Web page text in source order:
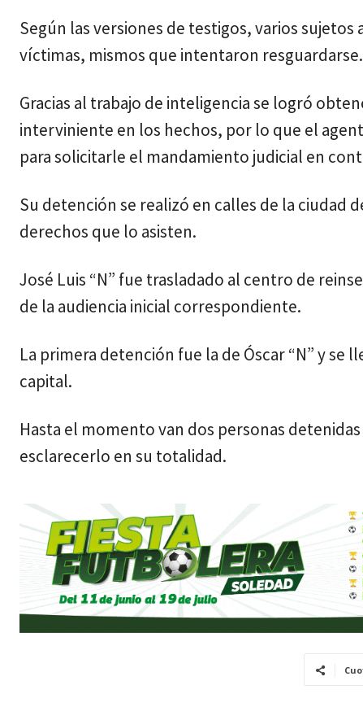
Según las versiones de testigos, varios
víctimas, mismos que intentaron resguardarse.
Gracias al trabajo de inteligencia se logró
interviniente en los hechos, por lo que el
para solicitarle el mandamiento judicial en
Su detención se realizó en calles de la ciudad
derechos que lo asisten.
José Luis “N” fue trasladado al centro de
de la audiencia inicial correspondiente.
La primera detención fue la de Óscar “N” y se
capital.
Hasta el momento van dos personas
esclarecerlo en su totalidad.